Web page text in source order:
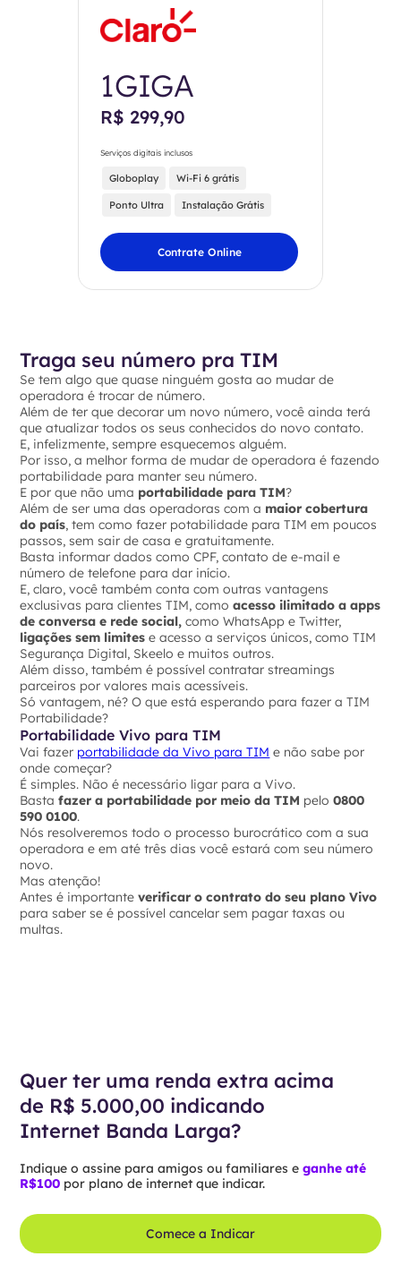
1GIGA
R$ 299,90
Serviços digitais inclusos
Globoplay Wi-Fi 6 grátis
Ponto Ultra Instalação Grátis
Contrate Online
Traga seu número pra TIM
Se tem algo que quase ninguém gosta ao mudar de
operadora é trocar de número.
Além de ter que decorar um novo número, você ainda terá
que atualizar todos os seus conhecidos do novo contato.
E, infelizmente, sempre esquecemos alguém.
Por isso, a melhor forma de mudar de operadora é fazendo
portabilidade para manter seu número.
E por que não uma portabilidade para TIM?
Além de ser uma das operadoras com a maior cobertura
do país, tem como fazer potabilidade para TIM em poucos
passos, sem sair de casa e gratuitamente.
Basta informar dados como CPF, contato de e-mail e
número de telefone para dar início.
E, claro, você também conta com outras vantagens
exclusivas para clientes TIM, comoacesso ilimitado a apps
de conversa e rede social, como WhatsApp e Twitter,
ligações sem limites e acesso a serviços únicos, como TIM
Segurança Digital, Skeelo e muitos outros.
Além disso, também é possível contratar streamings
parceiros por valores mais acessíveis.
Só vantagem, né? O que está esperando para fazer a TIM
Portabilidade?
Portabilidade Vivo para TIM
Vai fazer portabilidade da Vivo para TIM e não sabe por
onde começar?
É simples. Não é necessário ligar para a Vivo.
Basta fazer a portabilidade por meio da TIM pelo0800
590 0100.
Nós resolveremos todo o processo burocrático com a sua
operadora e em até três dias você estará com seu número
novo.
Mas atenção!
Antes é importante verificar o contrato do seu plano Vivo
para saber se é possível cancelar sem pagar taxas ou
multas.
Quer ter uma renda extra acima
de R$ 5.000,00 indicando
Internet Banda Larga?
Indique o assine para amigos ou familiares eganhe até
R$100 por plano de internet que indicar.
Comece a Indicar